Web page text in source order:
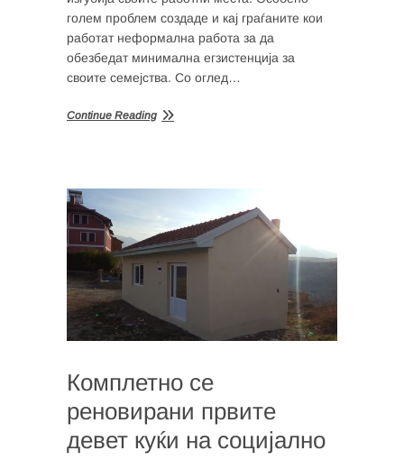
голем проблем создаде и кај граѓаните кои
работат неформална работа за да
обезбедат минимална егзистенција за
своите семејства. Со оглед…
Continue Reading
Комплетно се
реновирани првите
девет куќи на социјално